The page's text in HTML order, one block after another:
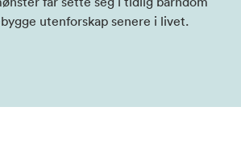
utenforskap senere i livet.